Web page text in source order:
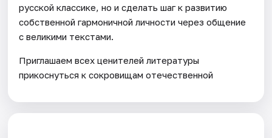
русской классике, но и сделать шаг к развитию
собственной гармоничной личности через общение
с великими текстами.
Приглашаем всех ценителей литературы
прикоснуться к сокровищам отечественной